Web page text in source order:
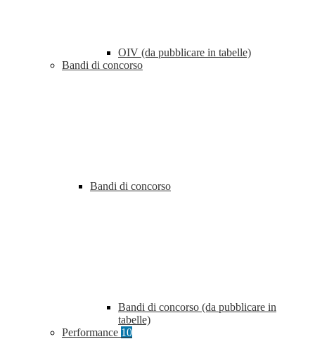
OIV (da pubblicare in tabelle)
Bandi di concorso
Bandi di concorso
Bandi di concorso (da pubblicare in
tabelle)
Performance 10